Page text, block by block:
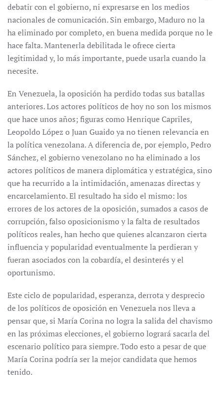
debatir con el gobierno, ni expresarse en los medios
nacionales de comunicación. Sin embargo, Maduro no la
ha eliminado por completo, en buena medida porque no le
hace falta. Mantenerla debilitada le ofrece cierta
legitimidad y, lo más importante, puede usarla cuando la
necesite.
En Venezuela, la oposición ha perdido todas sus batallas
anteriores. Los actores políticos de hoy no son los mismos
que hace unos años; figuras como Henrique Capriles,
Leopoldo López o Juan Guaido ya no tienen relevancia en
la política venezolana. A diferencia de, por ejemplo, Pedro
Sánchez, el gobierno venezolano no ha eliminado a los
actores políticos de manera diplomática y estratégica, sino
que ha recurrido a la intimidación, amenazas directas y
encarcelamiento. El resultado ha sido el mismo: los
errores de los actores de la oposición, sumados a casos de
corrupción, falso oposicionismo y la falta de resultados
políticos reales, han hecho que quienes alcanzaron cierta
influencia y popularidad eventualmente la perdieran y
fueran asociados con la cobardía, el desinterés y el
oportunismo.
Este ciclo de popularidad, esperanza, derrota y desprecio
de los políticos de oposición en Venezuela nos lleva a
pensar que, si María Corina no logra la salida del chavismo
en las próximas elecciones, el gobierno logrará sacarla del
escenario político para siempre. Todo esto a pesar de que
María Corina podría ser la mejor candidata que hemos
tenido.